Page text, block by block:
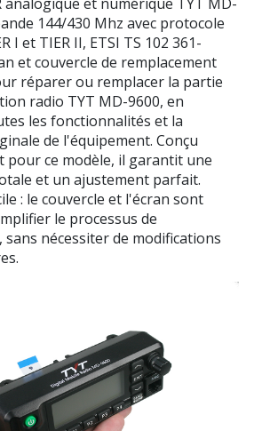
144/430 Mhz avec protocole
I et TIER II, ETSI TS 102 361-
et couvercle de remplacement
réparer ou remplacer la partie
radio TYT MD-9600, en
les fonctionnalités et la
de l'équipement. Conçu
pour ce modèle, il garantit une
et un ajustement parfait.
: le couvercle et l'écran sont
le processus de
sans nécessiter de modifications